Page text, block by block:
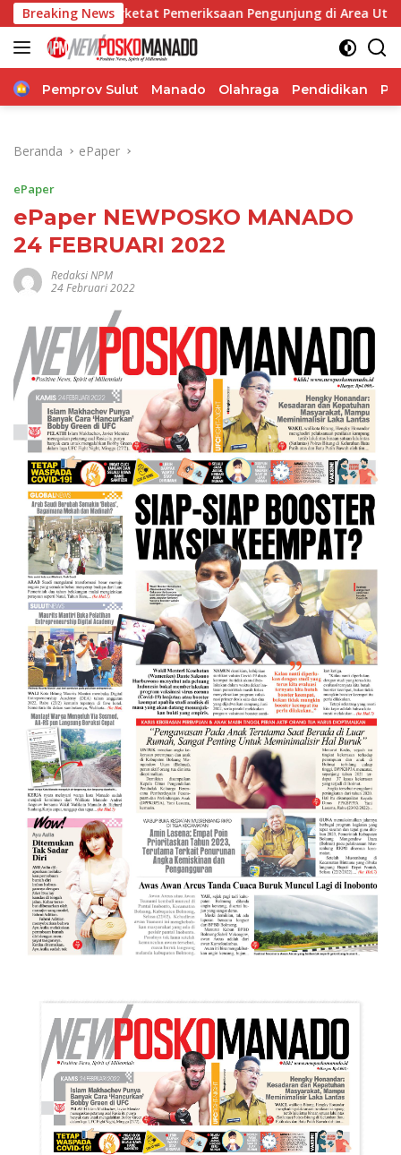
Langsung
ke
konten
Breaking News
Perketat Pemeriksaan Pengunjung di Area Utama
Home
Pemprov Sulut Manado Olahraga Pendidikan
Beranda ePaper
ePaper
ePaper NEWPOSKO MANADO
24 FEBRUARI 2022
Redaksi NPM
24 Februari 2022